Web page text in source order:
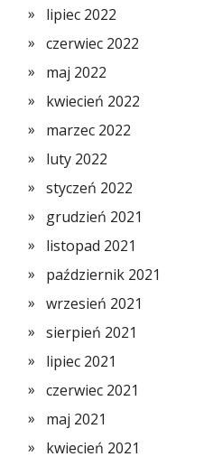
lipiec 2022
czerwiec 2022
maj 2022
kwiecień 2022
marzec 2022
luty 2022
styczeń 2022
grudzień 2021
listopad 2021
październik 2021
wrzesień 2021
sierpień 2021
lipiec 2021
czerwiec 2021
maj 2021
kwiecień 2021